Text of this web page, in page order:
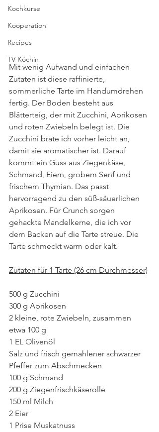
Kochkurse
Kooperation
Recipes
TV-Köchin
Mit wenig Aufwand und einfachen
Zutaten ist diese raffinierte,
sommerliche Tarte im Handumdrehen
fertig. Der Boden besteht aus
Blätterteig, der mit Zucchini, Aprikosen
und roten Zwiebeln belegt ist. Die
Zucchini brate ich vorher leicht an,
damit sie aromatischer ist. Darauf
kommt ein Guss aus Ziegenkäse,
Schmand, Eiern, grobem Senf und
frischem Thymian. Das passt
hervorragend zu den süß-säuerlichen
Aprikosen. Für Crunch sorgen
gehackte Mandelkerne, die ich vor
dem Backen auf die Tarte streue. Die
Tarte schmeckt warm oder kalt.
Zutaten für 1 Tarte (26 cm Durchmesser)
500 g Zucchini
300 g Aprikosen
2 kleine, rote Zwiebeln, zusammen
etwa 100 g
1 EL Olivenöl
Salz und frisch gemahlener schwarzer
Pfeffer zum Abschmecken
100 g Schmand
200 g Ziegenfrischkäserolle
150 ml Milch
2 Eier
1 Prise Muskatnuss